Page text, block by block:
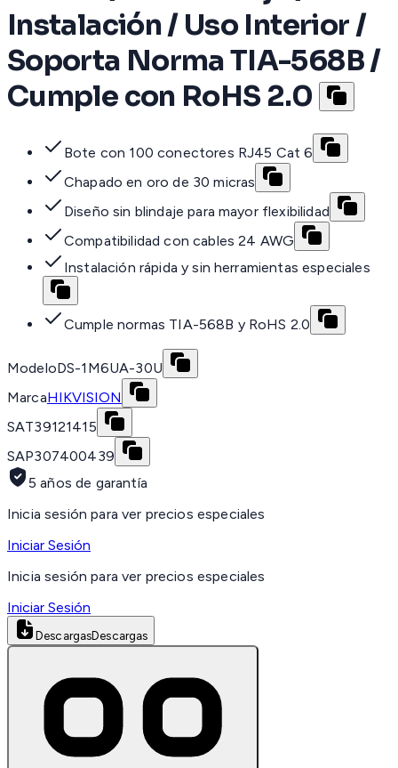
Instalación / Uso Interior /
Soporta Norma TIA-568B /
Cumple con RoHS 2.0
Bote con 100 conectores RJ45 Cat 6
Chapado en oro de 30 micras
Diseño sin blindaje para mayor flexibilidad
Compatibilidad con cables 24 AWG
Instalación rápida y sin herramientas especiales
Cumple normas TIA-568B y RoHS 2.0
ModeloDS-1M6UA-30U
MarcaHIKVISION
SAT39121415
SAP307400439
5 años de garantía
Inicia sesión para ver precios especiales
Iniciar Sesión
Inicia sesión para ver precios especiales
Iniciar Sesión
DescargasDescargas